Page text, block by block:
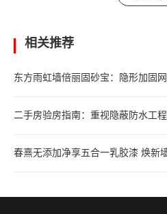
相关推荐
东方雨虹墙倍丽固砂宝：隐形加固
二手房验房指南：重视隐蔽防水工
春熹无添加净享五合一乳胶漆 焕新